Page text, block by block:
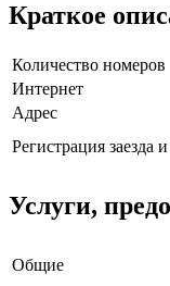
Краткое
Количество номеров
Интернет
Адрес
Регистрация заезда
Услуги,
Общие